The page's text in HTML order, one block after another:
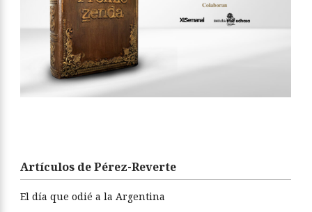
Artículos de Pérez-Reverte
El día que odié a la Argentina